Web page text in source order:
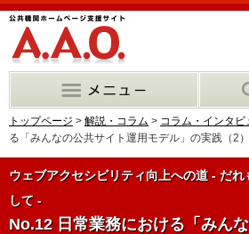
トップページ > 解説・コラム > コラム・インタビ
る「みんなの公共サイト運用モデル」の実践（2）
ウェブアクセシビリティ向上への道 - だ
して -
No.12 日常業務における「みん